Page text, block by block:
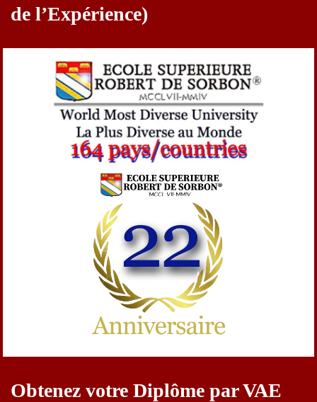
de l’Expérience)
Obtenez votre Diplôme par VAE